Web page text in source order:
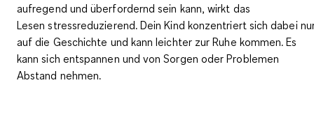
aufregend und überfordernd sein kann, wirkt das
Lesenstressreduzierend. Dein Kind konzentriert sich dabei
auf die Geschichte und kann leichter zur Ruhe kommen. Es
kann sich entspannen und von Sorgen oder Problemen
Abstand nehmen.